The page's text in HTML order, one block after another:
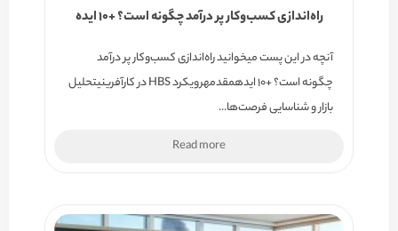
راه‌اندازی کسب‌وکار پر درآمد چگونه است؟ +۱۰ ایده
آنچه در این پست میخوانید راه‌اندازی کسب‌وکار پر درآمد
چگونه است؟ +۱۰ ایدهمقدمهرویکرد HBS در کارآفرینیتحلیل
بازار و شناسایی فرصت‌ها…
Read more